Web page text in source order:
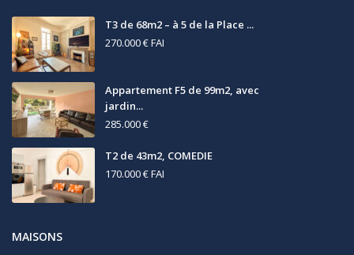
T3 de 68m2 – à 5 de la Place ...
270.000 €FAI
Appartement F5 de 99m2, avec
jardin...
285.000 €
T2 de 43m2, COMEDIE
170.000 €FAI
MAISONS